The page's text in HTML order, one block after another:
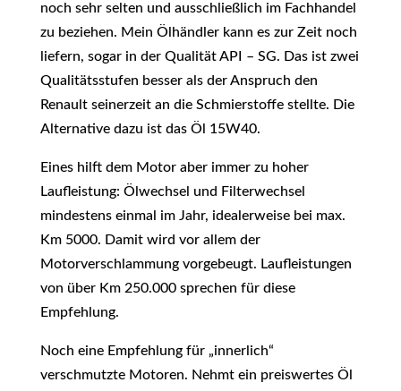
noch sehr selten und ausschließlich im Fachhandel
zu beziehen. Mein Ölhändler kann es zur Zeit noch
liefern, sogar in der Qualität API – SG. Das ist zwei
Qualitätsstufen besser als der Anspruch den
Renault seinerzeit an die Schmierstoffe stellte. Die
Alternative dazu ist das Öl 15W40.
Eines hilft dem Motor aber immer zu hoher
Laufleistung: Ölwechsel und Filterwechsel
mindestens einmal im Jahr, idealerweise bei max.
Km 5000. Damit wird vor allem der
Motorverschlammung vorgebeugt. Laufleistungen
von über Km 250.000 sprechen für diese
Empfehlung.
Noch eine Empfehlung für „innerlich“
verschmutzte Motoren. Nehmt ein preiswertes Öl